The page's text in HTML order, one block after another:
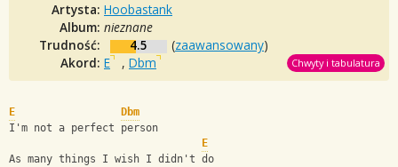
Artysta: Hoobastank
Album: nieznane
Trudność:
4.5 (zaawansowany)
Akord: E , Dbm Chwyty i tabulatura
E
Dbm
I'm not a perfect person
E
As many things I wish I didn't do